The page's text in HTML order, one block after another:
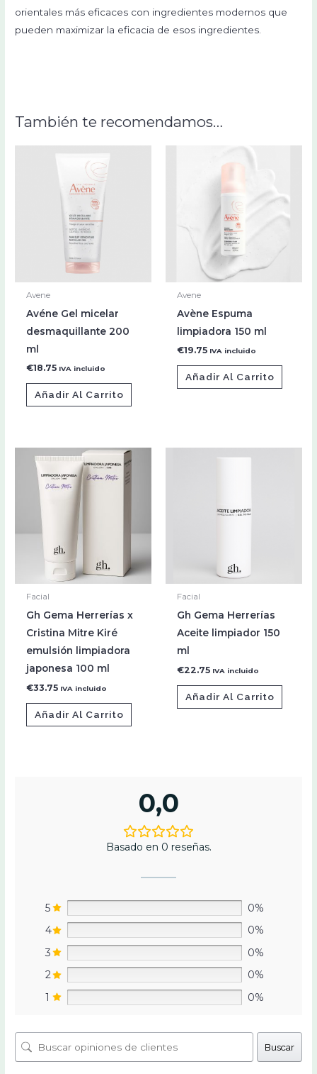
orientales más eficaces con ingredientes modernos que
pueden maximizar la eficacia de esos ingredientes.
También te recomendamos…
Avene
Avéne Gel micelar
desmaquillante 200
ml
€18.75 IVA incluido
Añadir Al Carrito
Avene
Avène Espuma
limpiadora 150 ml
€19.75 IVA incluido
Añadir Al Carrito
Facial
Gh Gema Herrerías x
Cristina Mitre Kiré
emulsión limpiadora
japonesa 100 ml
€33.75 IVA incluido
Añadir Al Carrito
Facial
Gh Gema Herrerías
Aceite limpiador 150
ml
€22.75 IVA incluido
Añadir Al Carrito
0,0
Basado en 0 reseñas.
5
0%
4
0%
3
0%
2
0%
1
0%
Buscar